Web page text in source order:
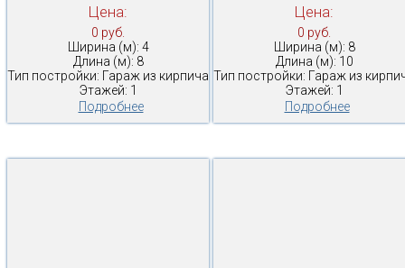
Цена:
0 руб.
Ширина (м): 4
Длина (м): 8
Тип постройки: Гараж из кирпича
Этажей: 1
Подробнее
Цена:
0 руб.
Ширина (м): 8
Длина (м): 10
Тип постройки: Гараж из
Этажей: 1
Подробнее